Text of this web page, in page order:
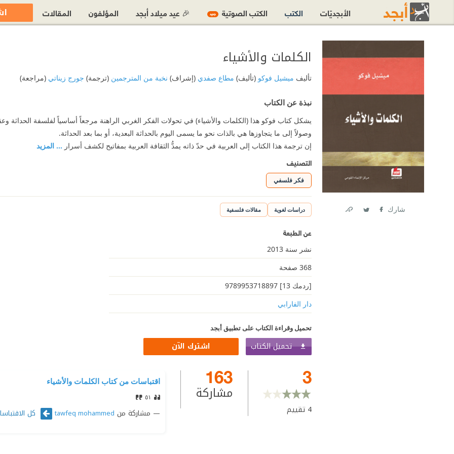
شارك
الكلمات والأشياء
تأليف ميشيل فوكو(تأليف) مطاع صفدي(إشراف) نخبة من المترجمين(ترجمة) جورج زيناتي(مراجعة)
نبذة عن الكتاب
يشكل كتاب فوكو هذا (الكلمات والأشياء) في تحولات الفكر الغربي الراهنة مرجعاً أساسياً لفلسفة الحداثة
وصولاً إلى ما يتجاوزها هي بالذات نحو ما يسمى اليوم بالحداثة البعدية، أو بما بعد الحداثة.
إن ترجمة هذا الكتاب إلى العربية في حدّ ذاته يمدُّ الثقافة العربية بمفاتيح لكشف أسرار ... المزيد
التصنيف
فكر فلسفي
دراسات لغوية مقالات فلسفية
عن الطبعة
نشر سنة 2013
368 صفحة
[ردمك 13] 9789953718897
دار الفارابي
تحميل وقراءة الكتاب على تطبيق أبجد
تحميل الكتاب اشترك الآن
3
4 تقييم
163
مشاركة
اقتباسات من كتاب الكلمات والأشياء
٥١
مشاركة من tawfeq mohammed كل
الأبجديّات الكتب الكتب الصوتية جديد 🎉 عيد ميلاد أبجد المؤلفون المقالات